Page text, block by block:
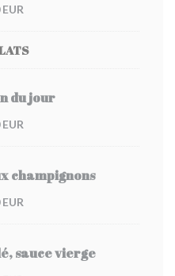
du jour
champignons
sauce vierge